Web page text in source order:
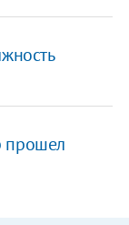
прошел